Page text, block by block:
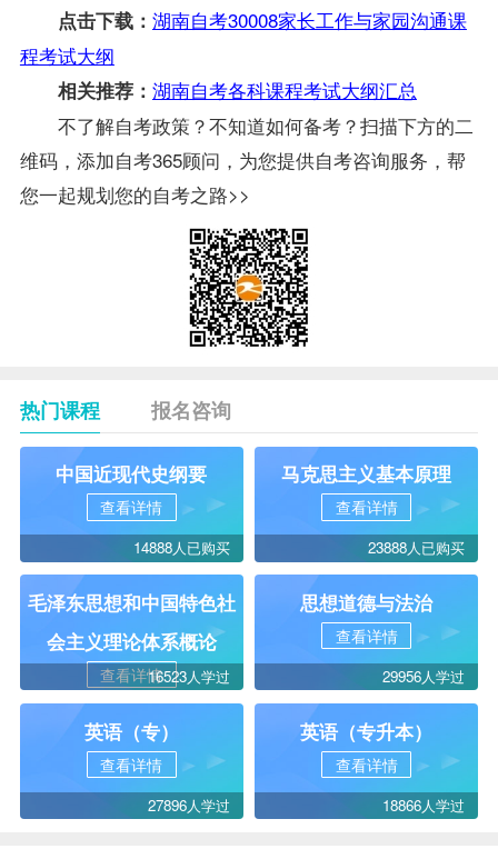
点击下载： 湖南自考30008家长工作与家园沟通课
程考试大纲
相关推荐： 湖南自考各科课程考试大纲汇总
不了解自考政策？不知道如何备考？扫描下方的二
维码，添加自考365顾问，为您提供自考咨询服务，帮
您一起规划您的自考之路>>
热门课程 报名咨询
中国近现代史纲要
查看详情
14888人已购买
马克思主义基本原理
查看详情
23888人已购买
毛泽东思想和中国特色社
会主义理论体系概论
查看详情16523人学过
思想道德与法治
查看详情
29956人学过
英语（专）
查看详情
27896人学过
英语（专升本）
查看详情
18866人学过